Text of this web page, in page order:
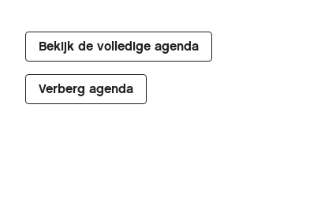
Bekijk de volledige agenda
Verberg agenda